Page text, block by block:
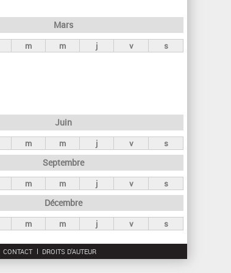
Mars
m m j v s
Juin
m m j v s
Septembre
m m j v s
Décembre
m m j v s
CONTACT DROITS D'AUTEUR